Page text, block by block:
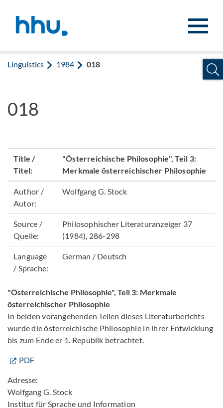
Linguistics 1984 018
018
Title /
Titel:
"Österreichische Philosophie", Teil 3:
Merkmale österreichischer Philosophie
Author /
Autor:
Wolfgang G. Stock
Source /
Quelle:
Philosophischer Literaturanzeiger 37
(1984), 286-298
Language
/ Sprache:
German / Deutsch
"Österreichische Philosophie", Teil 3: Merkmale
österreichischer Philosophie
In beiden vorangehenden Teilen dieses Literaturberichts
wurde die österreichische Philosophie in ihrer Entwicklung
bis zum Ende er 1. Republik betrachtet.
PDF
Adresse:
Wolfgang G. Stock
Institut für Sprache und Information